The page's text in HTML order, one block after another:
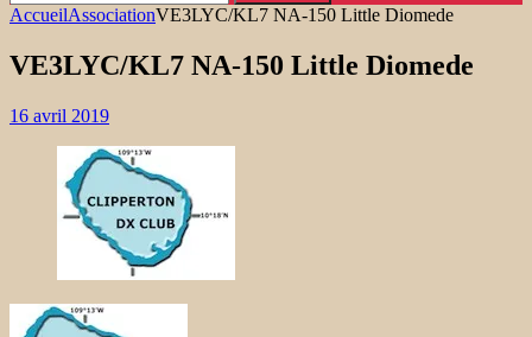
AccueilAssociationVE3LYC/KL7 NA-150 Little Diomede
VE3LYC/KL7 NA-150 Little Diomede
16 avril 2019